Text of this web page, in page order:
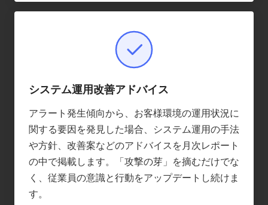
システム運用改善アドバイス
アラート発生傾向から、お客様環境の運用状況に
関する要因を発見した場合、システム運用の手法
や方針、改善案などのアドバイスを月次レポート
の中で掲載します。「攻撃の芽」を摘むだけでな
く、従業員の意識と行動をアップデートし続けま
す。